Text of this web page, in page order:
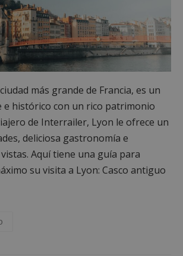
más grande de Francia, es un
e histórico con un rico patrimonio
de Interrailer, Lyon le ofrece un
deliciosa gastronomía e
Aquí tiene una guía para
su visita a Lyon: Casco antiguo